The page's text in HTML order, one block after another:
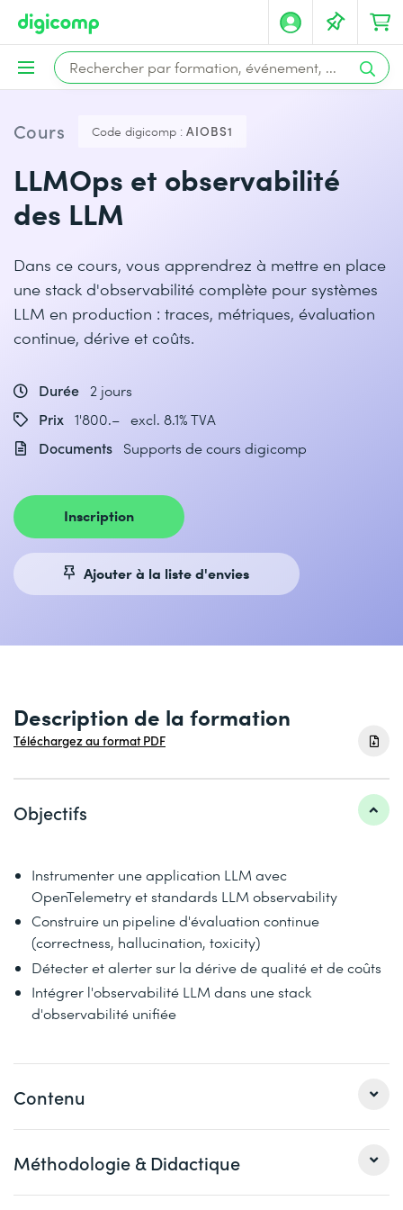
Cours Code digicomp : AIOBS1
LLMOps et observabilité
des LLM
Dans ce cours, vous apprendrez à mettre en place
une stack d'observabilité complète pour systèmes
LLM en production : traces, métriques, évaluation
continue, dérive et coûts.
Durée
2 jours
Prix
1'800.– excl. 8.1% TVA
Documents
Supports de cours digicomp
Inscription
Ajouter à la liste d'envies
Description de la formation
Téléchargez au format PDF
Objectifs
Instrumenter une application LLM avec
OpenTelemetry et standards LLM observability
Construire un pipeline d'évaluation continue
(correctness, hallucination, toxicity)
Détecter et alerter sur la dérive de qualité et de coûts
Intégrer l'observabilité LLM dans une stack
d'observabilité unifiée
Contenu
Module 1
Paysage LLMOps : enjeux, outils, standards émergents
Méthodologie & Didactique